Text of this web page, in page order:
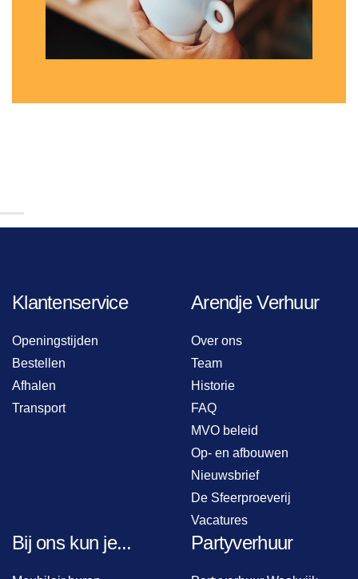
Klantenservice
Openingstijden
Bestellen
Afhalen
Transport
Arendje Verhuur
Over ons
Team
Historie
FAQ
MVO beleid
Op- en afbouwen
Nieuwsbrief
De Sfeerproeverij
Vacatures
Bij ons kun je... Partyverhuur